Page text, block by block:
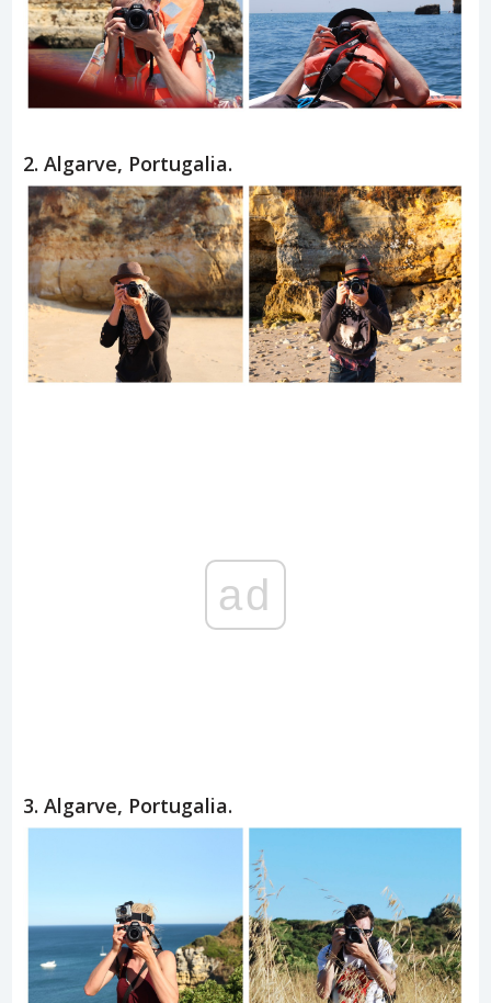
2. Algarve, Portugalia.
ad
3. Algarve, Portugalia.